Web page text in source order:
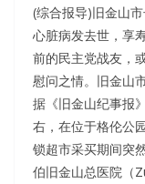
(综合报导)旧金山
心脏病发去世，享
前的民主党战友，
慰问之情。旧金山
据《旧金山纪事报
右，在位于格伦公
锁超市采买期间突
伯旧金山总医院（